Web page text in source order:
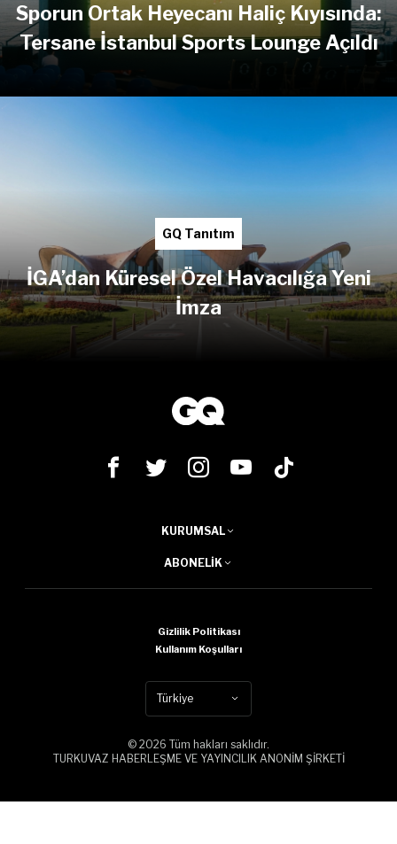
Sporun Ortak Heyecanı Haliç Kıyısında:
Tersane İstanbul Sports Lounge Açıldı
GQ Tanıtım
İGA’dan Küresel Özel Havacılığa Yeni
İmza
KURUMSAL
ABONELIK
Gizlilik Politikası
Kullanım Koşulları
Türkiye
© 2026 Tüm hakları saklıdır.
TURKUVAZ HABERLEŞME VE YAYINCILIK ANONİM ŞİRKETİ